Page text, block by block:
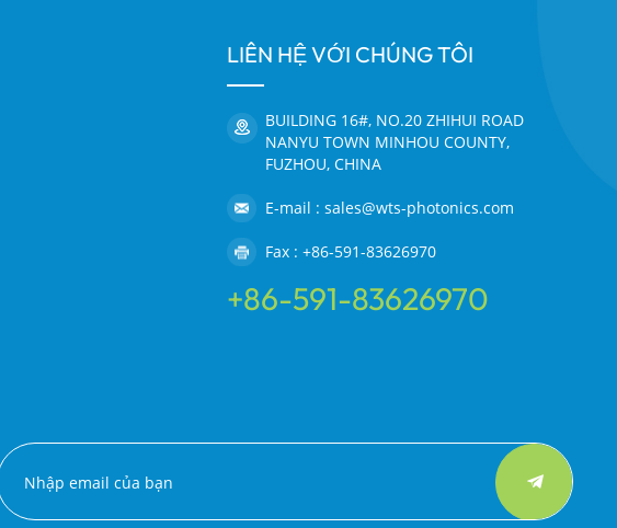
LIÊN HỆ VỚI CHÚNG TÔI
BUILDING 16#, NO.20 ZHIHUI ROAD
NANYU TOWN MINHOU COUNTY,
FUZHOU, CHINA
E-mail : sales@wts-photonics.com
Fax : +86-591-83626970
+86-591-83626970